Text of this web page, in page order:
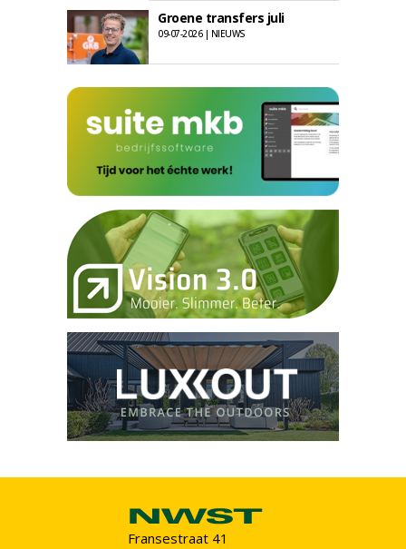
Groene transfers juli
09-07-2026 | NIEUWS
Fransestraat 41